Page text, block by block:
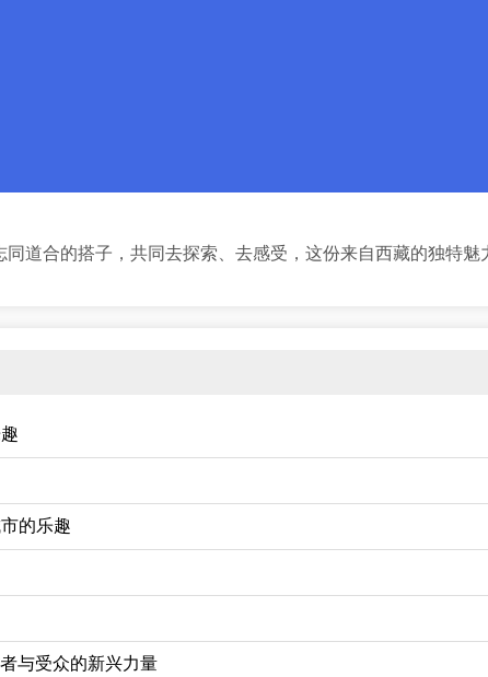
道合的搭子，共同去探索、去感受，这份来自西藏的独特魅
的乐趣
与受众的新兴力量